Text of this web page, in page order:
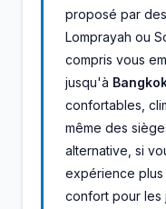
proposé par
Lomprayah ou
compris vous
jusqu'à
confortables,
même des
alternative, si
expérience
confort pour les